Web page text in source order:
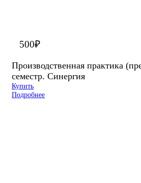
500₽
Производственная практика
семестр. Синергия
Купить
Подробнее